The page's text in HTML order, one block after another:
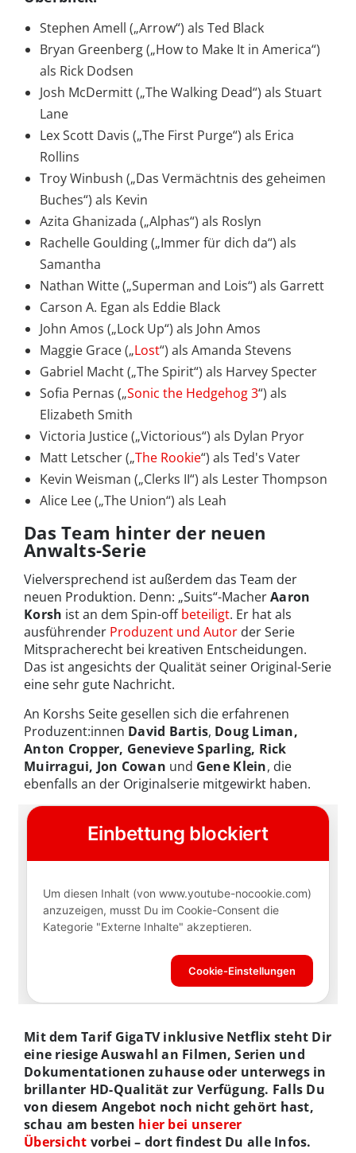
Stephen Amell („Arrow“) als Ted Black
Bryan Greenberg („How to Make It in America“)
als Rick Dodsen
Josh McDermitt („The Walking Dead“) als Stuart
Lane
Lex Scott Davis („The First Purge“) als Erica
Rollins
Troy Winbush („Das Vermächtnis des geheimen
Buches“) als Kevin
Azita Ghanizada („Alphas“) als Roslyn
Rachelle Goulding („Immer für dich da“) als
Samantha
Nathan Witte („Superman and Lois“) als Garrett
Carson A. Egan als Eddie Black
John Amos („Lock Up“) als John Amos
Maggie Grace („Lost“) als Amanda Stevens
Gabriel Macht („The Spirit“) als Harvey Specter
Sofia Pernas („Sonic the Hedgehog 3“) als
Elizabeth Smith
Victoria Justice („Victorious“) als Dylan Pryor
Matt Letscher („The Rookie“) als Ted's Vater
Kevin Weisman („Clerks II“) als Lester Thompson
Alice Lee („The Union“) als Leah
Das Team hinter der neuen
Anwalts-Serie
Vielversprechend ist außerdem das Team der
neuen Produktion. Denn: „Suits“-MacherAaron
Korsh ist an dem Spin-offbeteiligt. Er hat als
ausführender Produzent und Autor der Serie
Mitspracherecht bei kreativen Entscheidungen.
Das ist angesichts der Qualität seiner Original-Serie
eine sehr gute Nachricht.
An Korshs Seite gesellen sich die erfahrenen
Produzent:innen David Bartis, Doug Liman,
Anton Cropper, Genevieve Sparling, Rick
Muirragui, Jon Cowan und Gene Klein, die
ebenfalls an der Originalserie mitgewirkt haben.
Mit dem Tarif GigaTV inklusive Netflix steht Dir
eine riesige Auswahl an Filmen, Serien und
Dokumentationen zuhause oder unterwegs in
brillanter HD-Qualität zur Verfügung. Falls Du
von diesem Angebot noch nicht gehört hast,
schau am besten hier bei unserer
Übersicht vorbei – dort findest Du alle Infos.